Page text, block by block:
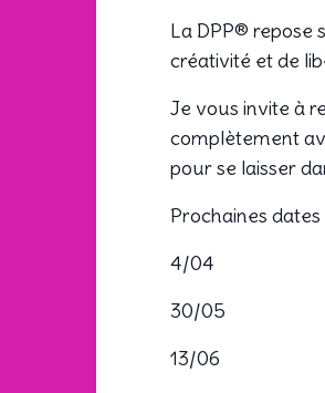
La DPP® repose
créativité et de
Je vous invite à
complètement
pour se laisser
Prochaines
4/04
30/05
13/06